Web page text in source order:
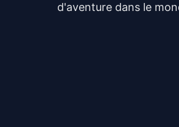
d'aventure dans le